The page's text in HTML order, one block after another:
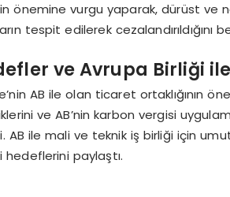
önemine vurgu yaparak, dürüst ve
tespit edilerek cezalandırıldığını
ve Avrupa Birliği
AB ile olan ticaret ortaklığının
ve AB’nin karbon vergisi
ile mali ve teknik iş birliği için
hedeflerini paylaştı.